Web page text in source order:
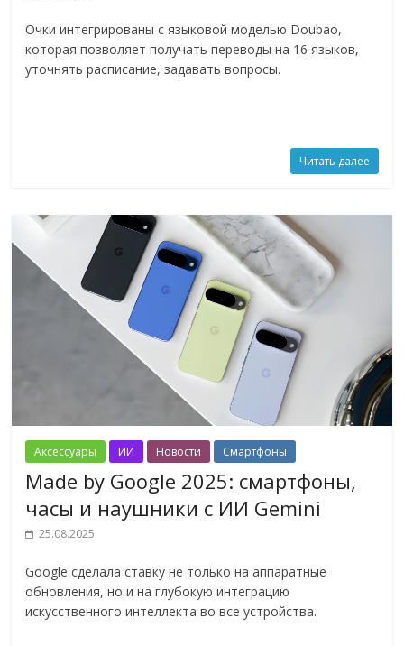
Очки интегрированы с языковой моделью Doubao,
которая позволяет получать переводы на 16 языков,
уточнять расписание, задавать вопросы.
Читать далее
Аксессуары ИИ Новости Смартфоны
Made by Google 2025: смартфоны,
часы и наушники с ИИ Gemini
25.08.2025
Google сделала ставку не только на аппаратные
обновления, но и на глубокую интеграцию
искусственного интеллекта во все устройства.